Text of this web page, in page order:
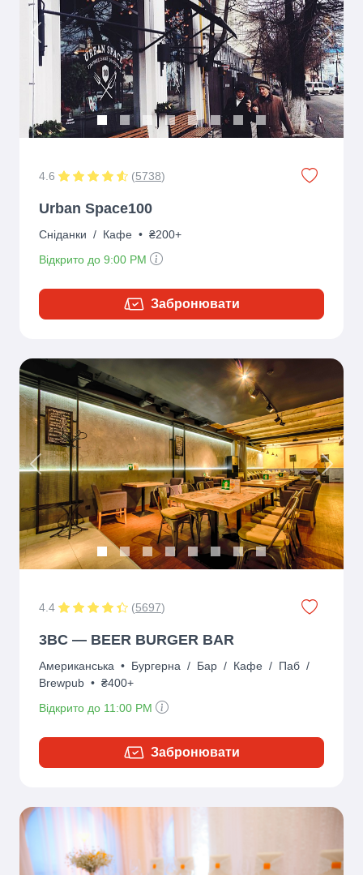
Previous Next
4.6 (5738)
Urban Space100
Сніданки / Кафе • ₴200+
Відкрито до 9:00 PM
Забронювати
Previous Next
4.4 (5697)
3BC — BEER BURGER BAR
Американська • Бургерна / Бар / Кафе / Паб /
Brewpub • ₴400+
Відкрито до 11:00 PM
Забронювати